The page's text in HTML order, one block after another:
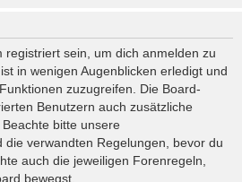
registriert sein, um dich anmelden zu
in wenigen Augenblicken erledigt und
zuzugreifen. Die Board-
Benutzern auch zusätzliche
bitte unsere
die verwandten Regelungen, bevor du
auch die jeweiligen Forenregeln,
bewegst.